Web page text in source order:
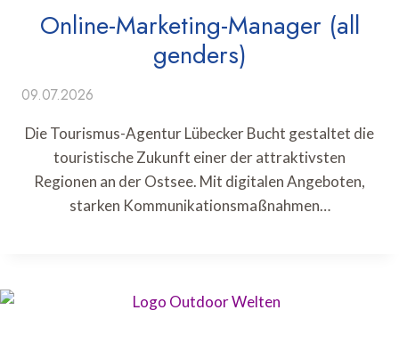
Online-Marketing-Manager (all
genders)
09.07.2026
Die Tourismus-Agentur Lübecker Bucht gestaltet die
touristische Zukunft einer der attraktivsten
Regionen an der Ostsee. Mit digitalen Angeboten,
starken Kommunikationsmaßnahmen…